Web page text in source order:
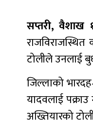
सप्तरी, वैशाख
टोलीले उनलाई
जिल्लाको
यादवलाई
अख्तियारको